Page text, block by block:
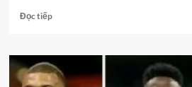
Đọc tiếpRead
Bật
mí
cách